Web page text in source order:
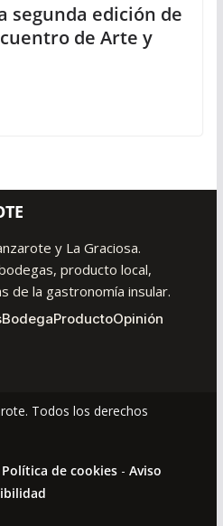
segunda edición de
de Arte y
y La Graciosa.
producto local,
de la gastronomía insular.
BodegaProductoOpinión
Todos los derechos
Política de cookies- Aviso